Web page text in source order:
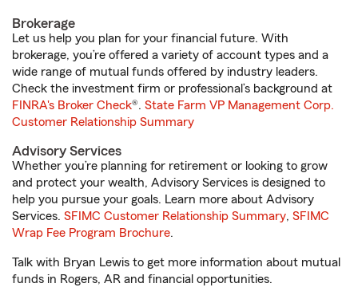
Brokerage
Let us help you plan for your financial future. With
brokerage, you’re offered a variety of account types and a
wide range of mutual funds offered by industry leaders.
Check the investment firm or professional’s background at
FINRA's Broker Check®. State Farm VP Management Corp.
Customer Relationship Summary
Advisory Services
Whether you’re planning for retirement or looking to grow
and protect your wealth, Advisory Services is designed to
help you pursue your goals. Learn more about Advisory
Services. SFIMC Customer Relationship Summary, SFIMC
Wrap Fee Program Brochure.
Talk with Bryan Lewis to get more information about mutual
funds in Rogers, AR and financial opportunities.